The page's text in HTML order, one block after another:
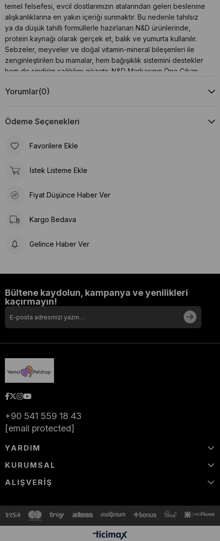
temel felsefesi, evcil dostlarımızın atalarından gelen beslenme
alışkanlıklarına en yakın içeriği sunmaktır. Bu nedenle tahılsız
ya da düşük tahıllı formüllerle hazırlanan N&D ürünlerinde,
protein kaynağı olarak gerçek et, balık ve yumurta kullanılır.
Sebzeler, meyveler ve doğal vitamin-mineral bileşenleri ile
zenginleştirilen bu mamalar, hem bağışıklık sistemini destekler
hem de sindirim sağlığını gözetir. N&D Markasının Öne Çıkan
Tahılsız veya düşük glisemik tahıllı seçenekler Yapay katkı,
formül alternatifleri N&D ile evcil hayvanınızın sağlıklı, dengeli
enerjik ve mutlu bir yaşam sürmesine katkıda bulunabilirsiniz.
araya geliyor.
Yorumlar(0)
Ödeme Seçenekleri
Favorilere Ekle
İstek Listeme Ekle
Fiyat Düşünce Haber Ver
Kargo Bedava
Gelince Haber Ver
Bültene kaydolun, kampanya ve yenilikleri
kaçırmayın!
+90 541 559 18 43
[email protected]
YARDIM
KURUMSAL
ALIŞVERİŞ